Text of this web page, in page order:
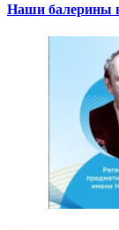
Наши балерины